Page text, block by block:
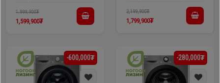
1,999,900₮
1,599,900₮
2,199,900₮
1,799,900₮
-600,000₮ -280,000₮